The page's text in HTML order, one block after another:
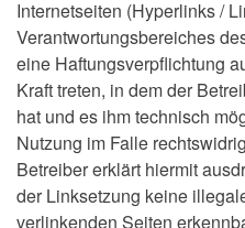
Internetseiten (Hyperlinks /
Verantwortungsbereiches
eine Haftungsverpflichtung
Kraft treten, in dem der
hat und es ihm technisch
Nutzung im Falle
Betreiber erklärt hiermit
der Linksetzung keine
verlinkenden Seiten